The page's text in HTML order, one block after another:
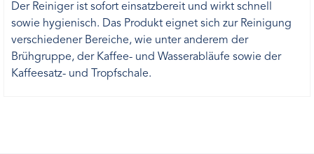
Der Reiniger ist sofort einsatzbereit und wirkt schnell
sowie hygienisch. Das Produkt eignet sich zur Reinigung
verschiedener Bereiche, wie unter anderem der
Brühgruppe, der Kaffee- und Wasserabläufe sowie der
Kaffeesatz- und Tropfschale.